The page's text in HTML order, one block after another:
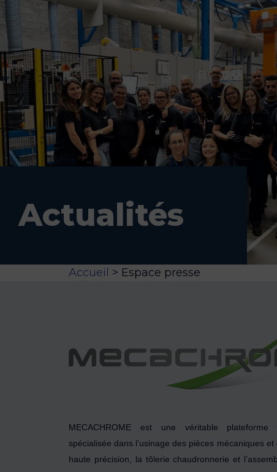
Actualités
Accueil > Espace presse
MECACHROME est une véritable plateforme
spécialisée dans l’usinage des pièces mécaniques
haute précision, la tôlerie chaudronnerie et